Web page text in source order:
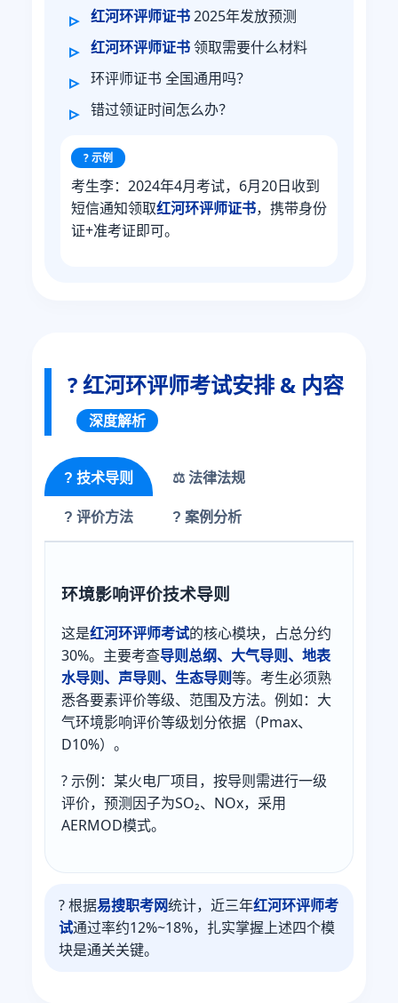
红河环评师证书2025年发放预测
红河环评师证书领取需要什么材料
环评师证书 全国通用吗？
错过领证时间怎么办？
? 示例
考生李：2024年4月考试，6月20日收到
短信通知领取红河环评师证书，携带身份
证+准考证即可。
? 红河环评师考试安排 & 内容
深度解析
? 技术导则 ⚖️ 法律法规
? 评价方法 ? 案例分析
环境影响评价技术导则
这是红河环评师考试的核心模块，占总分约
30%。主要考查导则总纲、大气导则、地表
水导则、声导则、生态导则等。考生必须熟
悉各要素评价等级、范围及方法。例如：大
气环境影响评价等级划分依据（Pmax、
D10%）。
? 示例：某火电厂项目，按导则需进行一级
评价，预测因子为SO₂、NOx，采用
AERMOD模式。
? 根据易搜职考网统计，近三年红河环评师考
试通过率约12%~18%，扎实掌握上述四个模
块是通关关键。